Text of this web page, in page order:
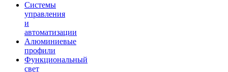
Системы
управления
и
автоматизации
Алюминиевые
профили
Функциональный
свет